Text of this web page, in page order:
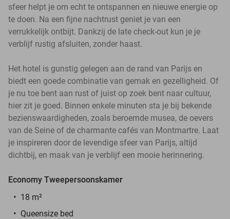
sfeer helpt je om echt te ontspannen en nieuwe energie op
te doen. Na een fijne nachtrust geniet je van een
verrukkelijk ontbijt. Dankzij de late check-out kun je je
verblijf rustig afsluiten, zonder haast.
Het hotel is gunstig gelegen aan de rand van Parijs en
biedt een goede combinatie van gemak en gezelligheid. Of
je nu toe bent aan rust of juist op zoek bent naar cultuur,
hier zit je goed. Binnen enkele minuten sta je bij bekende
bezienswaardigheden, zoals beroemde musea, de oevers
van de Seine of de charmante cafés van Montmartre. Laat
je inspireren door de levendige sfeer van Parijs, altijd
dichtbij, en maak van je verblijf een mooie herinnering.
Economy Tweepersoonskamer
18 m²
Queensize bed